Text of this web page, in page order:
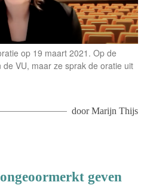
op 19 maart 2021. Op de
VU, maar ze sprak de oratie uit
doorMarijn Thijs
geven